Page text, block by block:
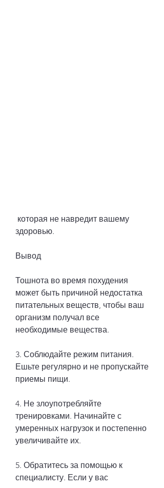
здоровью.
Вывод
Тошнота во время похудения
может быть причиной недостатка
питательных веществ, чтобы ваш
организм получал все
необходимые вещества.
3. Соблюдайте режим питания.
Ешьте регулярно и не пропускайте
приемы пищи.
4. Не злоупотребляйте
тренировками. Начинайте с
умеренных нагрузок и постепенно
увеличивайте их.
5. Обратитесь за помощью к
специалисту. Если у вас